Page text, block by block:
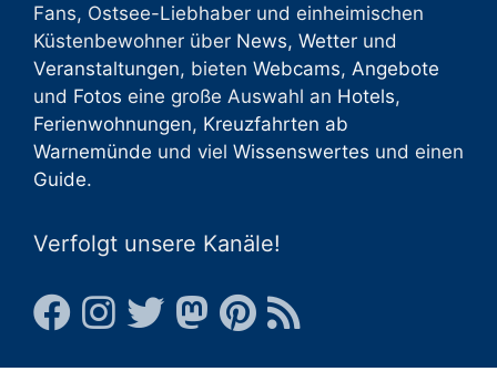
Fans, Ostsee-Liebhaber und einheimischen
Küstenbewohner über News, Wetter und
Veranstaltungen, bieten Webcams, Angebote
und Fotos eine große Auswahl an Hotels,
Ferienwohnungen, Kreuzfahrten ab
Warnemünde und viel Wissenswertes und einen
Guide.
Verfolgt unsere Kanäle!